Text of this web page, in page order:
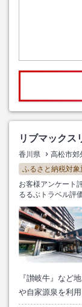
リブマックス
香川県 高松市郊
ふるさと納税対象
お客様アンケート
るるぶトラベル評
『讃岐牛』など
や自家源泉を利